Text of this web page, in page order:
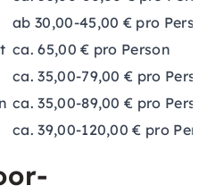
ab 30,00-45,00 € pro
ca. 65,00 € pro Person
ca. 35,00-79,00 € pro
ca. 35,00-89,00 € pro
ca. 39,00-120,00 € pro